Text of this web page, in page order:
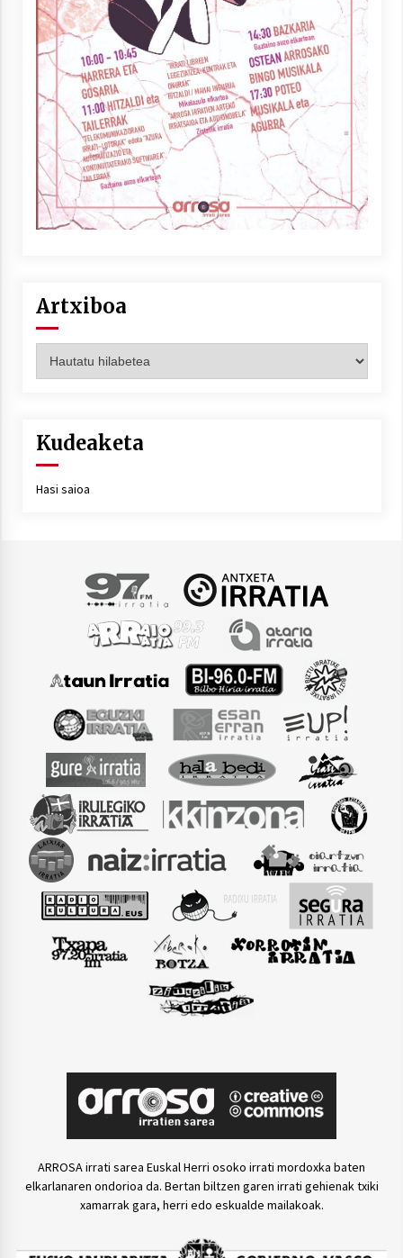
Berria egunkarian elkarrizketa
Arrosaren 20 urteez
2021/07/06
Hala Bedi irratiko Hizpidea saioan
Arrosaren 20 urteez
Arrosaren laburpen bideoa Hamaika
Telebistaren eskutik
2021/06/30
Artxiboa
Kudeaketa
Hasi saioa
ARROSA irrati sarea Euskal Herri osoko irrati mordoxka baten
elkarlanaren ondorioa da. Bertan biltzen garen irrati gehienak txiki
xamarrak gara, herri edo eskualde mailakoak.